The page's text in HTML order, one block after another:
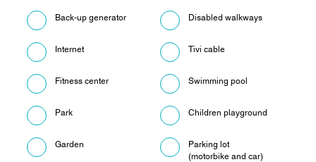
Back-up generator Disabled walkways
Internet Tivi cable
Fitness center Swimming pool
Park Children playground
Garden
Parking lot
(motorbike and car)